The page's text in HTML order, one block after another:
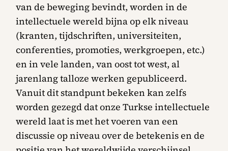
van de beweging bevindt, worden in de
intellectuele wereld bijna op elk niveau
(kranten, tijdschriften, universiteiten,
conferenties, promoties, werkgroepen, etc.)
en in vele landen, van oost tot west, al
jarenlang talloze werken gepubliceerd.
Vanuit dit standpunt bekeken kan zelfs
worden gezegd dat onze Turkse intellectuele
wereld laat is met het voeren van een
discussie op niveau over de betekenis en de